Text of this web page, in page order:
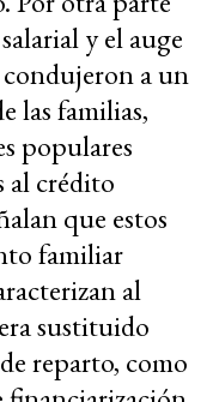
y el auge
a un
las familias,
populares
al crédito
que estos
familiar
al
sustituido
reparto, como